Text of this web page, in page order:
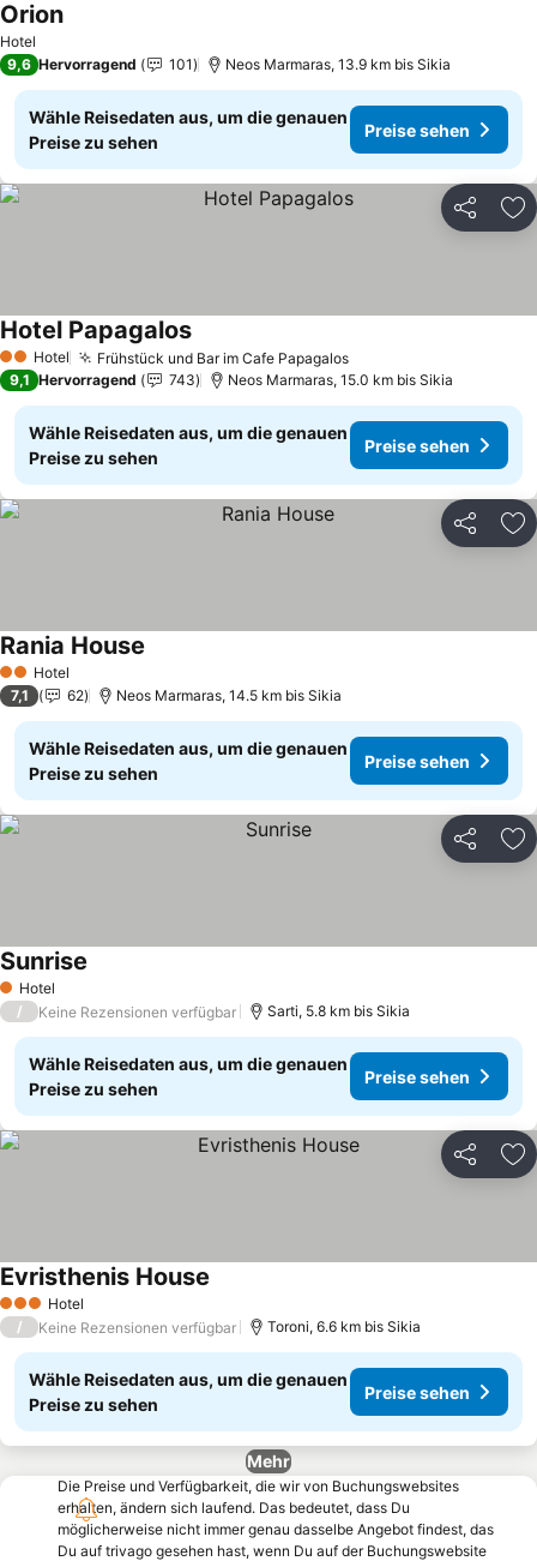
Hotel
Orion
9,6 Hervorragend 101 Neos Marmaras, 13.9 km bis Sikia
Wähle Reisedaten aus, um die genauen
Preise zu sehen
Preise sehen
Teilen
2 Sterne
Hotel Frühstück und Bar im Cafe Papagalos
Hotel Papagalos
9,1 Hervorragend 743 Neos Marmaras, 15.0 km bis Sikia
Wähle Reisedaten aus, um die genauen
Preise zu sehen
Preise sehen
Teilen
2 Sterne
Hotel
Rania House
7,1 62 Neos Marmaras, 14.5 km bis Sikia
Wähle Reisedaten aus, um die genauen
Preise zu sehen
Preise sehen
Teilen
1 Sterne
Hotel
Sunrise
/ Keine Rezensionen verfügbar Sarti, 5.8 km bis Sikia
Wähle Reisedaten aus, um die genauen
Preise zu sehen
Preise sehen
Teilen
3 SterneHotel
Evristhenis House
/ Keine Rezensionen verfügbar Toroni, 6.6 km bis Sikia
Wähle Reisedaten aus, um die genauen
Preise zu sehen
Preise sehen
Mehr
Die Preise und Verfügbarkeit, die wir von Buchungswebsites
erhalten, ändern sich laufend. Das bedeutet, dass Du
möglicherweise nicht immer genau dasselbe Angebot findest, das
Du auf trivago gesehen hast, wenn Du auf der Buchungswebsite